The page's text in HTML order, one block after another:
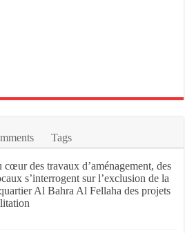
Tags
cœur des travaux d’aménagement, des
s’interrogent sur l’exclusion de la
Al Bahra Al Fellaha des projets